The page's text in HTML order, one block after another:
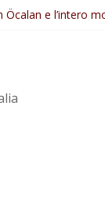
e l’intero
l’attuazione
dell’Iran
in legge positiva